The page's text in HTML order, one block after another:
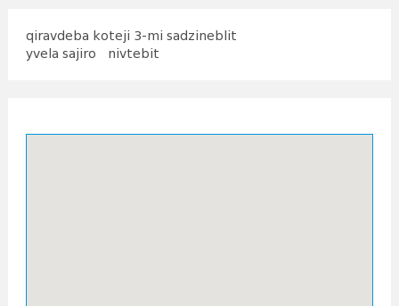
qiravdeba koteji 3-mi sadzineblit
yvela sajiro nivtebit